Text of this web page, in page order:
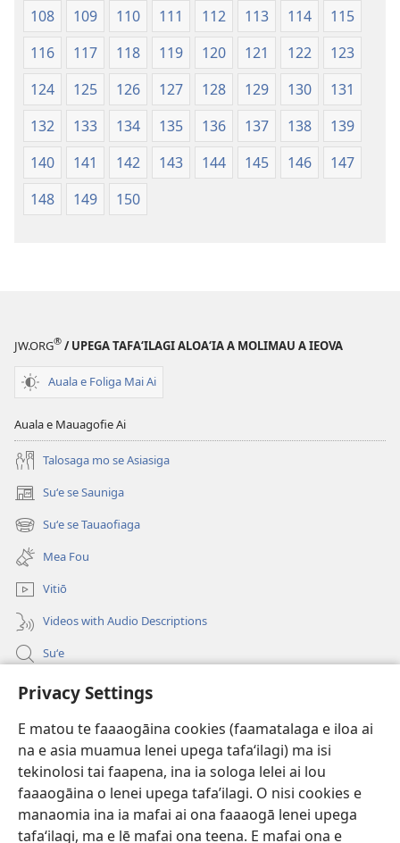
Privacy Settings
E matou te faaaogāina cookies (faamatalaga e iloa ai
na e asia muamua lenei upega tafaʻilagi) ma isi
tekinolosi tai faapena, ina ia sologa lelei ai lou
faaaogāina o lenei upega tafa’ilagi. O nisi cookies e
manaomia ina ia mafai ai ona faaaogā lenei upega
tafaʻilagi, ma e lē mafai ona teena. E mafai ona e
108
109 110 111 112 113 114
115
116
117 118 119 120 121 122
123
124
125 126 127 128 129 130
131
132
133 134 135 136 137 138
139
140
141 142 143 144 145 146
147
148
149 150
JW.ORG® / UPEGA TAFA‘ILAGI ALOA‘IA A MOLIMAU A IEOVA
Auala e Foliga Mai Ai
Auala e Mauagofie Ai
Talosaga mo se Asiasiga
Suʻe se Sauniga
(tatala
se
isi
polokalame)
Suʻe se Tauaofiaga
(tatala
se
isi
polokalame)
Mea Fou
Vitiō
Videos with Audio Descriptions
Suʻe
Faamatalaga mo Ofisa o le Malo
(tatala
se
isi
polokalame)
Lomiga Faale-Tusi Paia I LE INITANETI™
(tatala
se